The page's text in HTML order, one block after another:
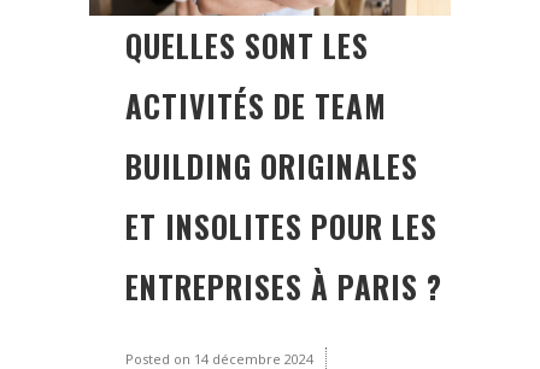
QUELLES SONT LES
ACTIVITÉS DE TEAM
BUILDING ORIGINALES
ET INSOLITES POUR LES
ENTREPRISES À PARIS ?
Posted on 14 décembre 2024